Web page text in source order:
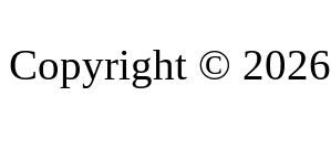
Copyright © 2026